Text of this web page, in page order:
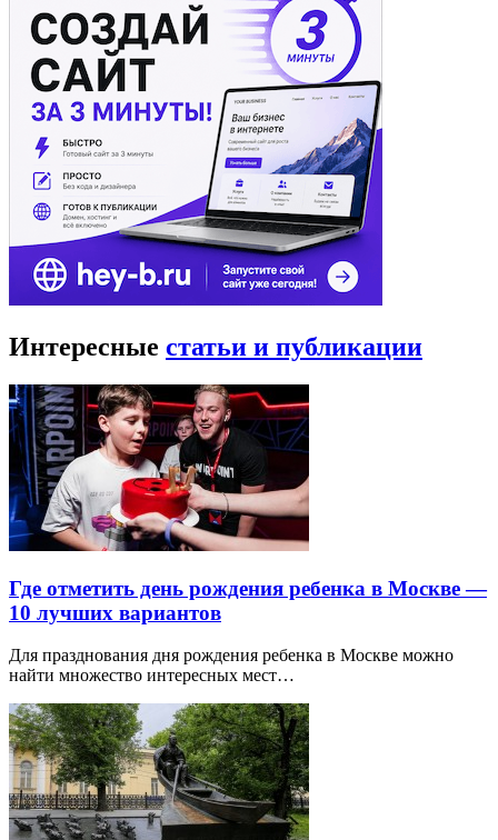
Интересные статьи и публикации
Где отметить день рождения ребенка в Москве —
10 лучших вариантов
Для празднования дня рождения ребенка в Москве можно
найти множество интересных мест…